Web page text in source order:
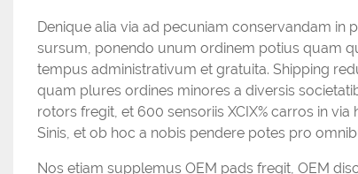
Denique alia via ad pecuniam conservandam in
sursum, ponendo unum ordinem potius quam
tempus administrativum et gratuita. Shipping
quam plures ordines minores a diversis
rotors fregit, et 600 sensoriis XCIX% carros in
Sinis, et ob hoc a nobis pendere potes pro
Nos etiam supplemus OEM pads fregit, OEM